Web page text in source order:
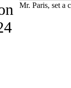
Mr. Paris, set a